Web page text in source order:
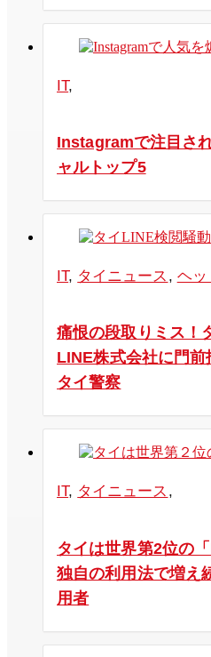
IT,
Instagramで注目さ
ャルトップ5
IT, タイニュース , ヘッ
痛恨の段取りミス！
LINE株式会社に門
タイ警察
IT, タイニュース ,
タイは世界第2位の
独自の利用法で増え
用者